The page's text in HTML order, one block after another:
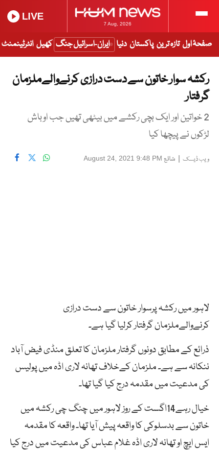
7 Aug, 2026
LIVE
صفحۂ اول تازہ ترین پاکستان دنیا ایران-اسرائیل جنگ کھیل انٹرٹینمنٹ
رکشہ سوار خاتون سے دست درازی کرنےوالےملزمان
گرفتار
2 خواتین اور ایک بچی رکشے میں بیٹھی تھیں جب اوباش
لڑکوں نے پیچھا کیا
ویب ڈیسک | شائع August 24, 2021 9:48 PM
لاہور میں رکشہ پرسوار خاتون سے دست درازی
کرنےوالےملزمان گرفتار کرلیا گیا ہے۔
ذرائع کے مطابق دونوں گرفتار ملزمان کا تعلق منڈی فیض آباد
ننکانہ سے ہے۔ ملزمان کےخلاف تھانہ لاری اڈہ میں پولیس
کی مدعیت میں مقدمہ درج کیا گیا تھا۔
خیال رہے14اگست کے روز لاہور میں چنگ چی رکشہ میں
خاتون سے بدسلوکی کا واقعہ پیش آیا تھا۔ واقعہ کا مقدمہ
ایس ایچ او تھانہ لاری اڈہ غلام عباس کی مدعیت میں درج کیا